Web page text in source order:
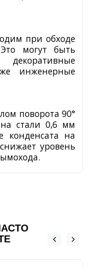
при обходе
могут быть
инженерные
поворота 90°
стали 0,6 мм
конденсата на
уровень